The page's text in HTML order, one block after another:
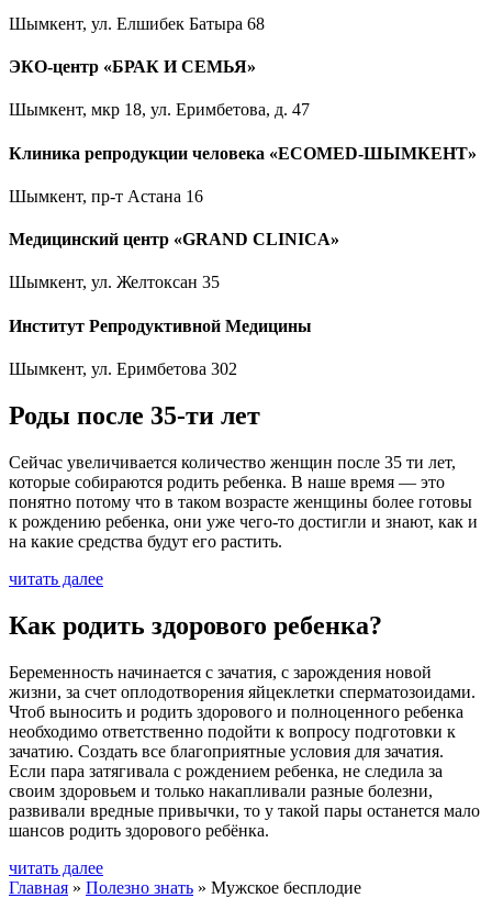
Шымкент, ул. Елшибек Батыра 68
ЭКО-центр «БРАК И СЕМЬЯ»
Шымкент, мкр 18, ул. Еримбетова, д. 47
Клиника репродукции человека «ECOMED-ШЫМКЕНТ»
Шымкент, пр-т Астана 16
Медицинский центр «GRAND CLINICA»
Шымкент, ул. Желтоксан 35
Институт Репродуктивной Медицины
Шымкент, ул. Еримбетова 302
Роды после 35-ти лет
Сейчас увеличивается количество женщин после 35 ти лет,
которые собираются родить ребенка. В наше время — это
понятно потому что в таком возрасте женщины более готовы
к рождению ребенка, они уже чего-то достигли и знают, как и
на какие средства будут его растить.
читать далее
Как родить здорового ребенка?
Беременность начинается с зачатия, с зарождения новой
жизни, за счет оплодотворения яйцеклетки сперматозоидами.
Чтоб выносить и родить здорового и полноценного ребенка
необходимо ответственно подойти к вопросу подготовки к
зачатию. Создать все благоприятные условия для зачатия.
Если пара затягивала с рождением ребенка, не следила за
своим здоровьем и только накапливали разные болезни,
развивали вредные привычки, то у такой пары останется мало
шансов родить здорового ребёнка.
читать далее
Главная » Полезно знать » Мужское бесплодие